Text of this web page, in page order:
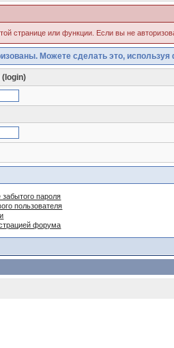
странице или функции. Если вы не
Можете сделать это,
(login)
пароля
пользователя
форума